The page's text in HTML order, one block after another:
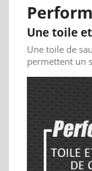
Une toile
Une toile de
permettent un